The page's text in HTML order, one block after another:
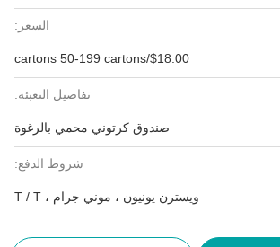
السعر:
$18.00/cartons 50-199 cartons
تفاصيل التعبئة:
صندوق كرتوني محمي بالرغوة
شروط الدفع:
ويسترن يونيون ، موني جرام ، T / T